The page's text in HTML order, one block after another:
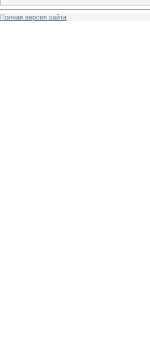
Полная версия сайта